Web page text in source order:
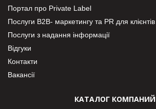
Портал про Private Label
Послуги В2В- маркетингу та PR для клієнтів
Послуги з надання інформації
Відгуки
Контакти
Вакансії
КАТАЛОГ КОМПАНИЙ